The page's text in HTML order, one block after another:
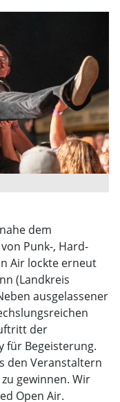
dem
Punk-, Hard-
Air lockte erneut
(Landkreis
ausgelassener
der
für Begeisterung.
den Veranstaltern
gewinnen. Wir
Open Air.